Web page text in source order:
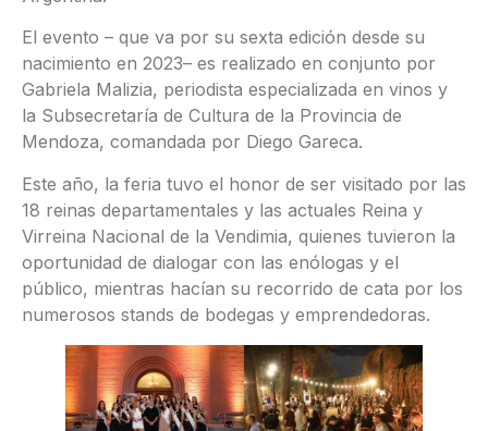
El evento – que va por su sexta edición desde su
nacimiento en 2023– es realizado en conjunto por
Gabriela Malizia, periodista especializada en vinos y
la Subsecretaría de Cultura de la Provincia de
Mendoza, comandada por Diego Gareca.
Este año, la feria tuvo el honor de ser visitado por las
18 reinas departamentales y las actuales Reina y
Virreina Nacional de la Vendimia, quienes tuvieron la
oportunidad de dialogar con las enólogas y el
público, mientras hacían su recorrido de cata por los
numerosos stands de bodegas y emprendedoras.